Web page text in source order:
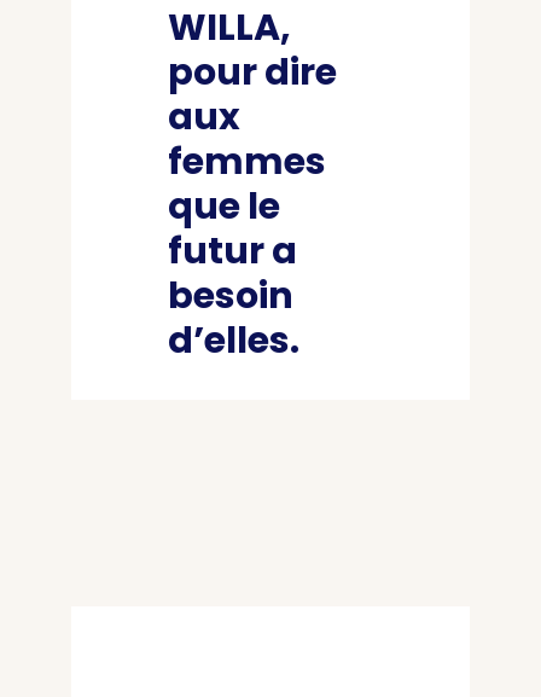
WILLA,
pour dire
aux
femmes
que le
futur a
besoin
d’elles.